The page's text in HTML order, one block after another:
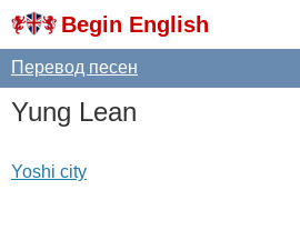
Begin English
Перевод песен
Yung Lean
Yoshi city